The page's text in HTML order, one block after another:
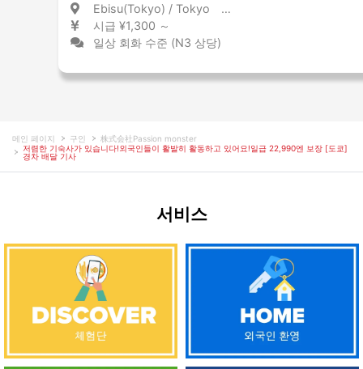
Ebisu(Tokyo) / Tokyo 恵比寿 / 東京都
시급 ¥1,300 ～
일상 회화 수준 (N3 상당)
메인 페이지 구인
株式会社Passion monster
저렴한 기숙사가 있습니다!외국인들이 활발히 활동하고 있어요!일급 22,990엔 보장 [도쿄]
경차 배달 기사
서비스